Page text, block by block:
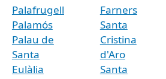
Palafrugell
Palamós
Palau de
Santa
Eulàlia
Farners
Santa
Cristina
d'Aro
Santa